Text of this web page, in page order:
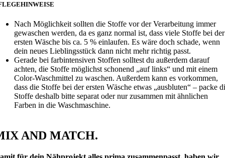
Nach Möglichkeit sollten die Stoffe vor der Verarbeitung immer
gewaschen werden, da es ganz normal ist, dass viele Stoffe bei der
ersten Wäsche bis ca. 5 % einlaufen. Es wäre doch schade, wenn
dein neues Lieblingsstück dann nicht mehr richtig passt.
Gerade bei farbintensiven Stoffen solltest du außerdem darauf
achten, die Stoffe möglichst schonend „auf links“ und mit einem
Color-Waschmittel zu waschen. Außerdem kann es vorkommen,
dass die Stoffe bei der ersten Wäsche etwas „ausbluten“ – packe
Stoffe deshalb bitte separat oder nur zusammen mit ähnlichen
Farben in die Waschmaschine.
AND MATCH.